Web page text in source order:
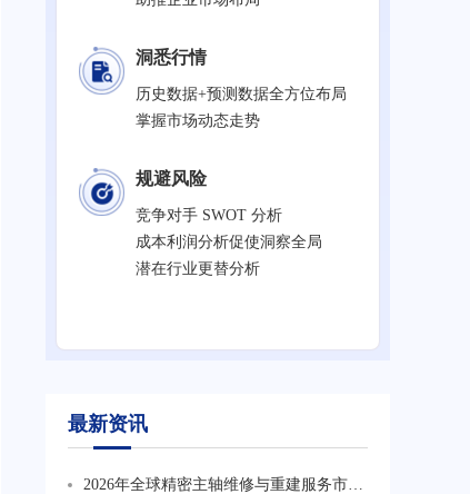
洞悉行情
历史数据+预测数据全方位布局
掌握市场动态走势
规避风险
竞争对手 SWOT 分析
成本利润分析促使洞察全局
潜在行业更替分析
最新资讯
2026年全球精密主轴维修与重建服务市场